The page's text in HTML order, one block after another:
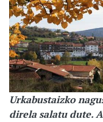
Urkabustaizko
direla salatu dute.